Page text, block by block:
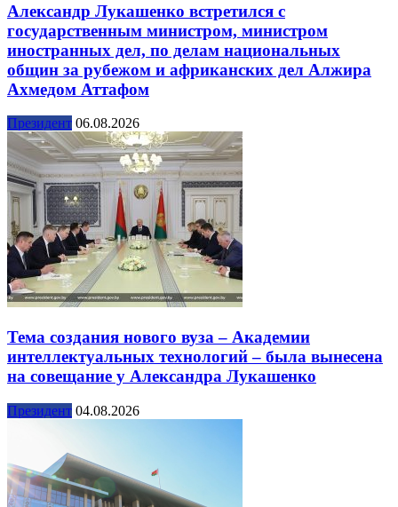
Александр Лукашенко встретился с
государственным министром, министром
иностранных дел, по делам национальных
общин за рубежом и африканских дел Алжира
Ахмедом Аттафом
Президент 06.08.2026
Тема создания нового вуза – Академии
интеллектуальных технологий – была вынесена
на совещание у Александра Лукашенко
Президент 04.08.2026